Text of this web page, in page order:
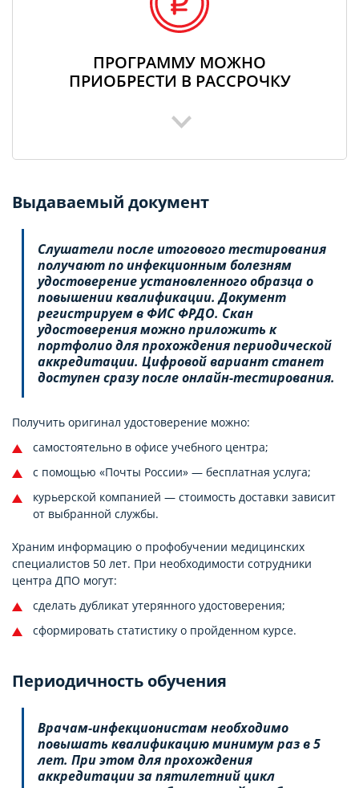
ПРОГРАММУ МОЖНО
ПРИОБРЕСТИ В РАССРОЧКУ
Выдаваемый документ
Слушатели после итогового тестирования
получают по инфекционным болезням
удостоверение установленного образца о
повышении квалификации. Документ
регистрируем в ФИС ФРДО. Скан
удостоверения можно приложить к
портфолио для прохождения периодической
аккредитации. Цифровой вариант станет
доступен сразу после онлайн-тестирования.
Получить оригинал удостоверение можно:
самостоятельно в офисе учебного центра;
с помощью «Почты России» — бесплатная услуга;
курьерской компанией — стоимость доставки зависит
от выбранной службы.
Храним информацию о профобучении медицинских
специалистов 50 лет. При необходимости сотрудники
центра ДПО могут:
сделать дубликат утерянного удостоверения;
сформировать статистику о пройденном курсе.
Периодичность обучения
Врачам-инфекционистам необходимо
повышать квалификацию минимум раз в 5
лет. При этом для прохождения
аккредитации за пятилетний цикл